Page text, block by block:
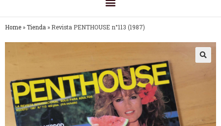
Home » Tienda » Revista PENTHOUSE n°113 (1987)